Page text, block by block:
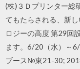
(株)３Ｄプリンター総
てもたらされる、新
ロジーの高度 第29回
ます。6/20（水）～
ブース№東21-30;